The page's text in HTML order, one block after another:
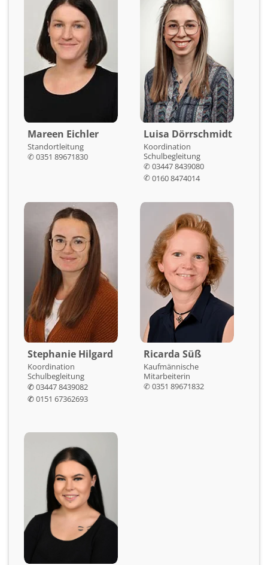
Mareen Eichler
Standortleitung
✆ 0351 89671830
Luisa Dörrschmidt
Koordination
Schulbegleitung
✆03447 8439080
✆0160 8474014
Stephanie Hilgard
Koordination
Schulbegleitung
✆03447 8439082
✆0151 67362693
Ricarda Süß
Kaufmännische
Mitarbeiterin
✆ 0351 89671832